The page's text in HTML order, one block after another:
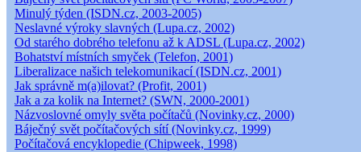
Minulý týden (ISDN.cz, 2003-2005)
Neslavné výroky slavných (Lupa.cz, 2002)
Od starého dobrého telefonu až k ADSL (Lupa.cz, 2002)
Bohatství místních smyček (Telefon, 2001)
Liberalizace našich telekomunikací (ISDN.cz, 2001)
Jak správně m(a)ilovat? (Profit, 2001)
Jak a za kolik na Internet? (SWN, 2000-2001)
Názvoslovné omyly světa počítačů (Novinky.cz, 2000)
Báječný svět počítačových sítí (Novinky.cz, 1999)
Počítačová encyklopedie (Chipweek, 1998)